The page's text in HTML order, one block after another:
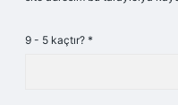
9 - 5 kaçtır? *